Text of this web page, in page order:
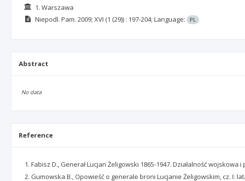
1. Warszawa
Niepodl. Pam. 2009; XVI (1 (29)) : 197-204; Language: PL
Abstract
No data
Reference
Fabisz D., Generał Lucjan Żeligowski 1865-1947. Działalność wojskowa
Gumowska B., Opowieść o generale broni Lucjanie Żeligowskim, cz. I: